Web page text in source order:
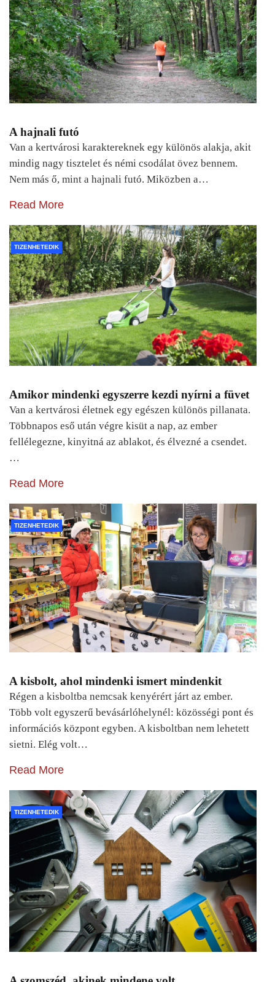
A hajnali futó
Van a kertvárosi karaktereknek egy különös alakja, akit
mindig nagy tisztelet és némi csodálat övez bennem.
Nem más ő, mint a hajnali futó. Miközben a…
Read More
TIZENHETEDIK
Amikor mindenki egyszerre kezdi nyírni a füvet
Van a kertvárosi életnek egy egészen különös pillanata.
Többnapos eső után végre kisüt a nap, az ember
fellélegezne, kinyitná az ablakot, és élvezné a csendet.
…
Read More
TIZENHETEDIK
A kisbolt, ahol mindenki ismert mindenkit
Régen a kisboltba nemcsak kenyérért járt az ember.
Több volt egyszerű bevásárlóhelynél: közösségi pont és
információs központ egyben. A kisboltban nem lehetett
sietni. Elég volt…
Read More
TIZENHETEDIK